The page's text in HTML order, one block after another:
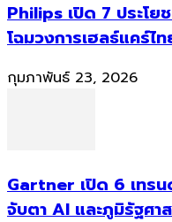
Philips เปิด 7 ประโย
โฉมวงการเฮลธ์แคร์ไ
กุมภาพันธ์ 23, 2026
Gartner เปิด 6 เทร
จับตา AI และภูมิรัฐศา